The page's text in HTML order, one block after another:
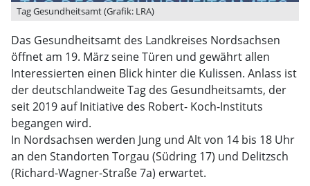
Tag Gesundheitsamt (Grafik: LRA)
Das Gesundheitsamt des Landkreises Nordsachsen
öffnet am 19. März seine Türen und gewährt allen
Interessierten einen Blick hinter die Kulissen. Anlass ist
der deutschlandweite Tag des Gesundheitsamts, der
seit 2019 auf Initiative des Robert- Koch-Instituts
begangen wird.
In Nordsachsen werden Jung und Alt von 14 bis 18 Uhr
an den Standorten Torgau (Südring 17) und Delitzsch
(Richard-Wagner-Straße 7a) erwartet.